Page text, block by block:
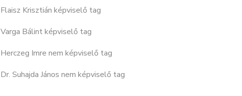
Flaisz Krisztián képviselő tag
Varga Bálint képviselő tag
Herczeg Imre nem képviselő tag
Dr. Suhajda János nem képviselő tag